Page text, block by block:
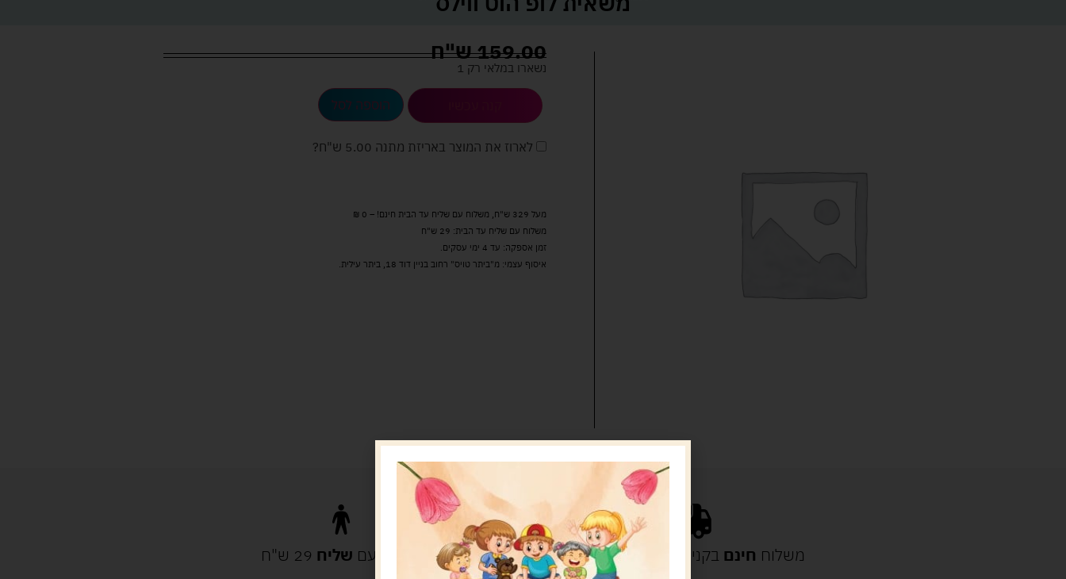
159.00ש"ח
נשארו במלאי רק 1
הוספה לסל
לארוז את המוצר באריזת מתנה 5.00 ש"ח ?
מעל 329 ש"ח, משלוח עם שליח עד הבית חינם! – 0 ₪
משלוח עם שליח עד הבית: 29 ש"ח
זמן אספקה: עד 4 ימי עסקים.
איסוף עצמי: מ"ביתר טויס" רחוב בניין דוד 18, ביתר עילית.
משלוח חינם בקנייה מעל 329 ש"ח משלוח עם שליח 29 ש"ח